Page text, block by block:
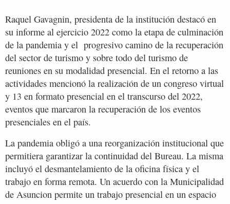
Raquel Gavagnin, presidenta de la institución destacó en
su informe al ejercicio 2022 como la etapa de culminación
de la pandemia y el progresivo camino de la recuperación
del sector de turismo y sobre todo del turismo de
reuniones en su modalidad presencial. En el retorno a las
actividades mencionó la realización de un congreso virtual
y 13 en formato presencial en el transcurso del 2022,
eventos que marcaron la recuperación de los eventos
presenciales en el país.
La pandemia obligó a una reorganización institucional que
permitiera garantizar la continuidad del Bureau. La misma
incluyó el desmantelamiento de la oficina física y el
trabajo en forma remota. Un acuerdo con la Municipalidad
de Asuncion permite un trabajo presencial en un espacio